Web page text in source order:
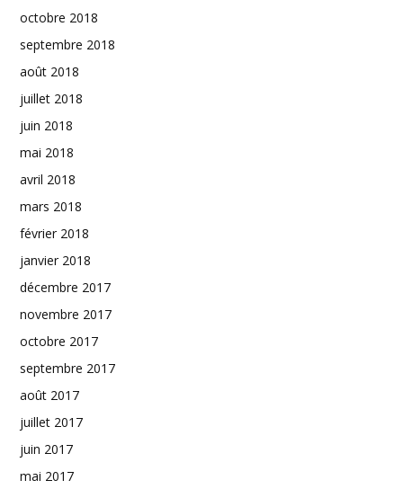
octobre 2018
septembre 2018
août 2018
juillet 2018
juin 2018
mai 2018
avril 2018
mars 2018
février 2018
janvier 2018
décembre 2017
novembre 2017
octobre 2017
septembre 2017
août 2017
juillet 2017
juin 2017
mai 2017